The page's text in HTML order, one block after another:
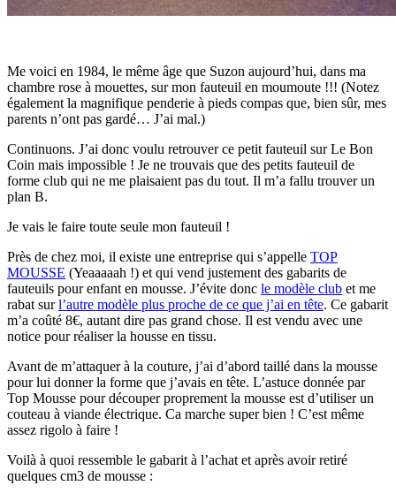
Me voici en 1984, le même âge que Suzon aujourd’hui, dans ma
chambre rose à mouettes, sur mon fauteuil en moumoute !!! (Notez
également la magnifique penderie à pieds compas que, bien sûr, mes
parents n’ont pas gardé… J’ai mal.)
Continuons. J’ai donc voulu retrouver ce petit fauteuil sur Le Bon
Coin mais impossible ! Je ne trouvais que des petits fauteuil de
forme club qui ne me plaisaient pas du tout. Il m’a fallu trouver un
plan B.
Je vais le faire toute seule mon fauteuil !
Près de chez moi, il existe une entreprise qui s’appelle TOP
MOUSSE (Yeaaaaah !) et qui vend justement des gabarits de
fauteuils pour enfant en mousse. J’évite donc le modèle club et me
rabat surl’autre modèle plus proche de ce que j’ai en tête. Ce gabarit
m’a coûté 8€, autant dire pas grand chose. Il est vendu avec une
notice pour réaliser la housse en tissu.
Avant de m’attaquer à la couture, j’ai d’abord taillé dans la mousse
pour lui donner la forme que j’avais en tête. L’astuce donnée par
Top Mousse pour découper proprement la mousse est d’utiliser un
couteau à viande électrique. Ca marche super bien ! C’est même
assez rigolo à faire !
Voilà à quoi ressemble le gabarit à l’achat et après avoir retiré
quelques cm3 de mousse :